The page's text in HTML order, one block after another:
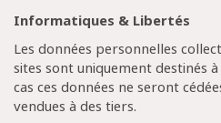
Informatiques & Libertés
Les données personnelles
sites sont uniquement destinés
cas ces données ne seront
vendues à des tiers.